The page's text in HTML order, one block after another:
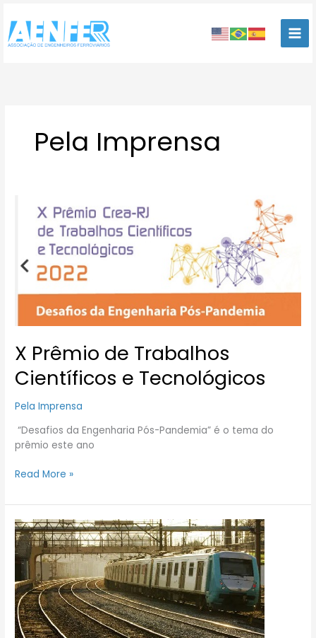
para
conteúdo
Pela Imprensa
X Prêmio de Trabalhos
Científicos e Tecnológicos
Pela Imprensa
“Desafios da Engenharia Pós-Pandemia” é o tema do
prêmio este ano
Prêmio
Trabalhos
Científicos
Tecnológicos
Read More »
Trens
do
Rio
adotam
sistema
inédito
no
país